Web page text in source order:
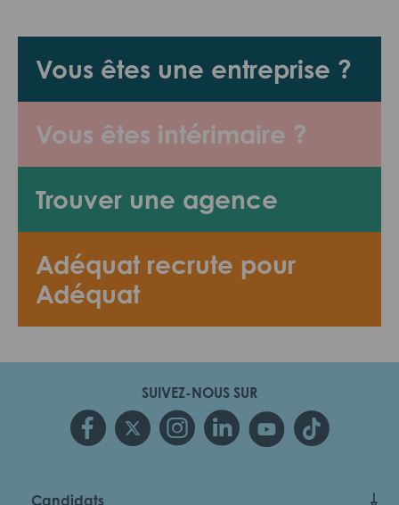
Vous êtes une entreprise ?
Vous êtes intérimaire ?
Trouver une agence
Adéquat recrute pour
Adéquat
SUIVEZ-NOUS SUR
Candidats